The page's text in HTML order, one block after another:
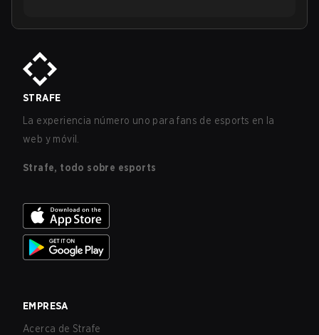
STRAFE
La experiencia número uno para fans de esports en la
web y móvil.
Strafe, todo sobre esports
EMPRESA
Acerca de Strafe